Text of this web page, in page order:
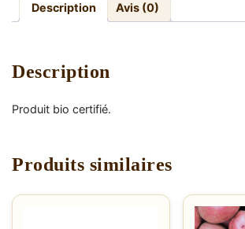
Description Avis (0)
Description
Produit bio certifié.
Produits similaires